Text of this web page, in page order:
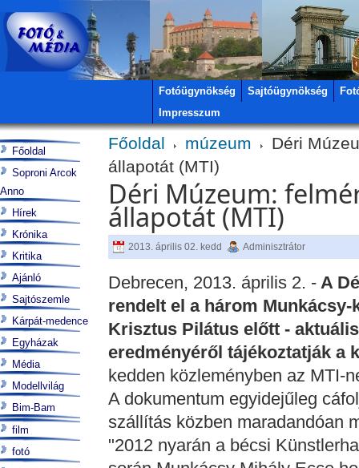
Fotóügynökség Sajtóügynökség
Impresszum
Főoldal múzeum
Déri
állapotát (MTI)
Déri Múzeum:
állapotát (MTI)
2013. április 02. kedd Adminisztrátor
Debrecen, 2013. április 2. -A
rendelt el a három Munkácsy-
Krisztus Pilátus előtt -
eredményéről tájékoztatják a
kedden közleményben az MTI-
A dokumentum egyidejűleg
szállítás közben maradandóan
"2012 nyarán a bécsi
Főoldal
Soproni Arcok
Anno
Hírek
Krónika
Kritika
Ajánló
Sajtószemle
Kárpát-medence
Egyházak
Média
Modellvilág
Bim-Bam
film
fotó